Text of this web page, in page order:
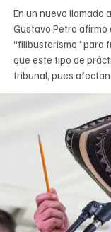
En un nuevo llamado
Gustavo Petro afirmó
“filibusterismo” para
que este tipo de
tribunal, pues